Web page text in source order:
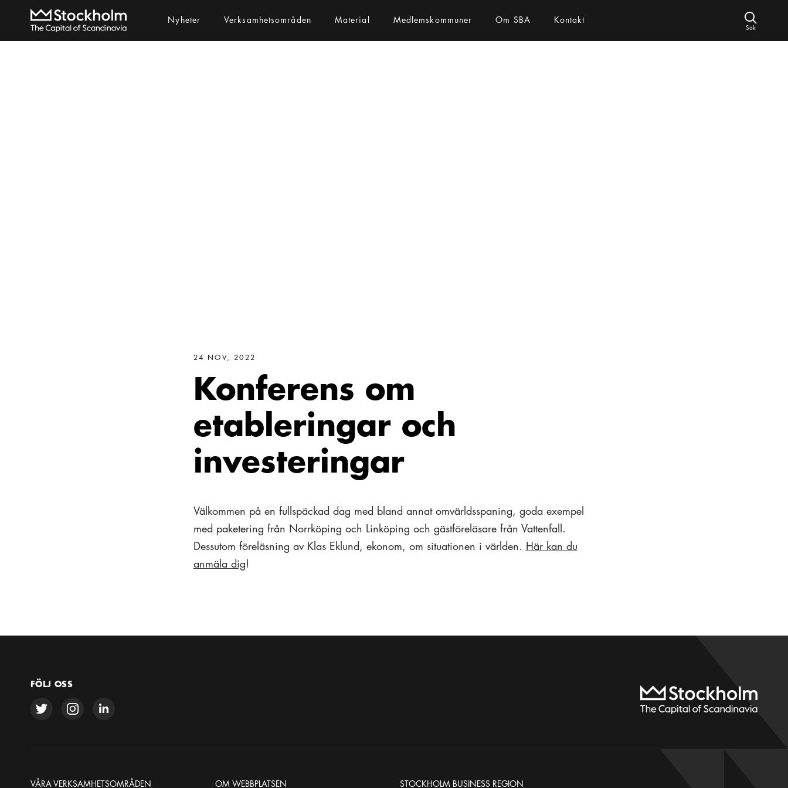
Nyheter Verksamhetsområden Material Medlemskommuner Om SBA Kontakt
Sök
24 NOV, 2022
Konferens om
etableringar och
investeringar
Välkommen på en fullspäckad dag med bland annat omvärldsspaning, goda exempel
med paketering från Norrköping och Linköping och gästföreläsare från Vattenfall.
Dessutom föreläsning av Klas Eklund, ekonom, om situationen i världen. Här kan du
anmäla dig!
FÖLJ OSS
VÅRA VERKSAMHETSOMRÅDEN OM WEBBPLATSEN STOCKHOLM BUSINESS REGION